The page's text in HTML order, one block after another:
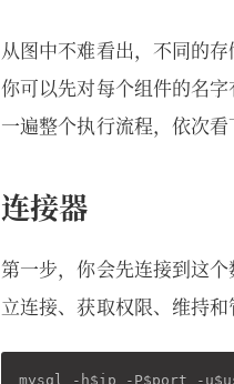
从图中不难看出，不同的
你可以先对每个组件的名
一遍整个执行流程，依次看
连接器
第一步，你会先连接到这
立连接、获取权限、维持和
mysql -h$ip -P$port -